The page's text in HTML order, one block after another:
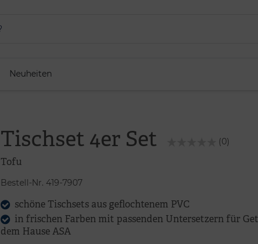
Neuheiten
Tischset 4er Set (0)
Tofu
Bestell-Nr. 419-7907
schöne Tischsets aus geflochtenem PVC
in frischen Farben mit passenden Untersetzern für
dem Hause ASA